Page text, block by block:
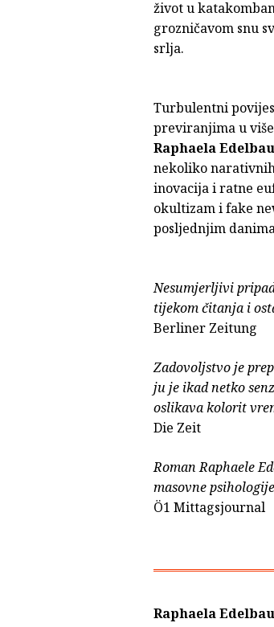
život u
grozničavom snu
srlja.
Turbulentni
previranjima u
Raphaela
nekoliko
inovacija i ratne
okultizam i fake
posljednjim
Nesumjerljivi
tijekom čitanja i
Berliner Zeitung
Zadovoljstvo je
ju je ikad netko
oslikava kolorit
Die Zeit
Roman Raphaele
masovne
Ö1 Mittagsjournal
Raphaela